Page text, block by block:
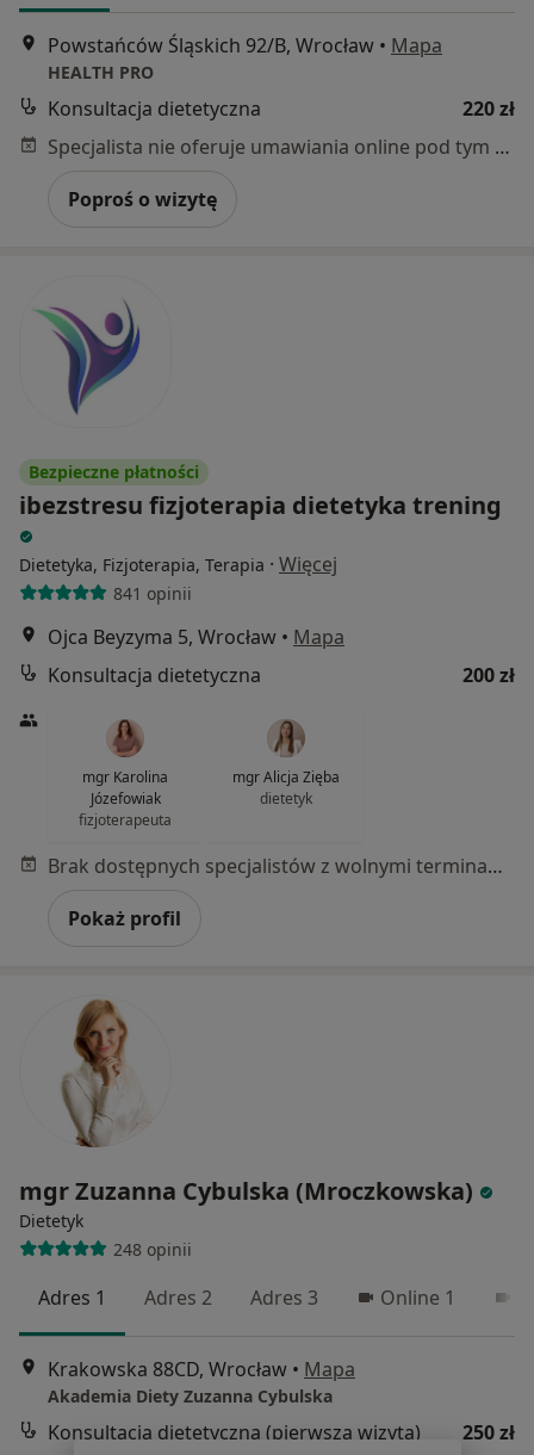
Powstańców Śląskich 92/B, Wrocław • Mapa
HEALTH PRO
Konsultacja dietetyczna
220 zł
Specjalista nie oferuje umawiania online pod tym adresem.
Poproś o wizytę
Bezpieczne płatności
ibezstresu fizjoterapia dietetyka trening
Dietetyka, Fizjoterapia, Terapia · Więcej
841 opinii
Ojca Beyzyma 5, Wrocław • Mapa
Konsultacja dietetyczna
200 zł
mgr Karolina
Józefowiak
fizjoterapeuta
mgr Alicja Zięba
dietetyk
Brak dostępnych specjalistów z wolnymi terminami w tym centrum medycznym.
Pokaż profil
mgr Zuzanna Cybulska (Mroczkowska)
Dietetyk
248 opinii
Adres 1 Adres 2 Adres 3 Online 1
Krakowska 88CD, Wrocław • Mapa
Akademia Diety Zuzanna Cybulska
Konsultacja dietetyczna (pierwsza wizyta)
250 zł